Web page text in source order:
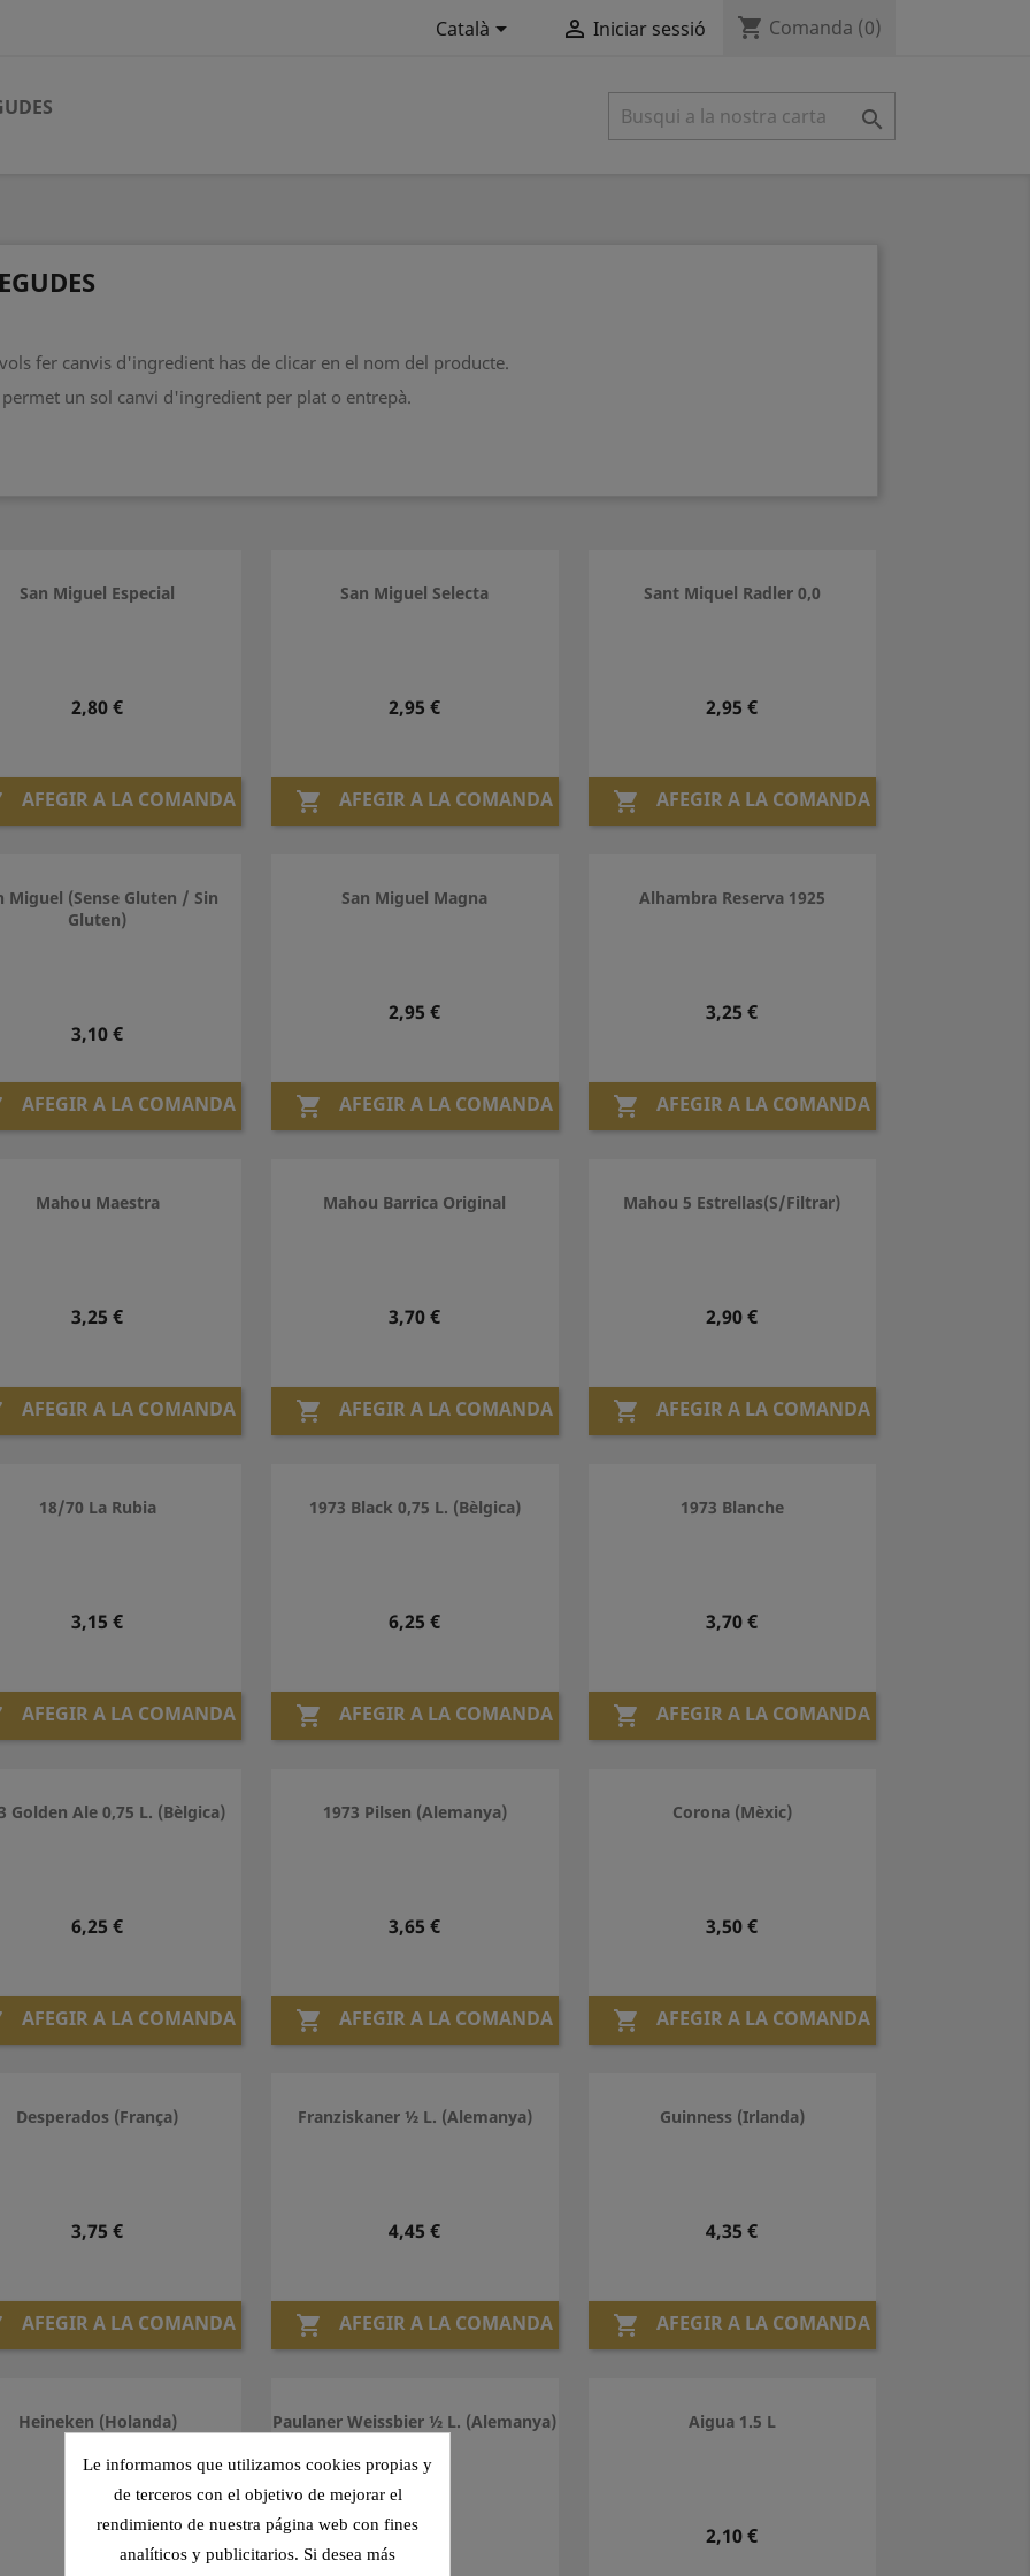
Català  Iniciar sessió shopping_cart Comanda (0)

fer canvis d'ingredient has de clicar en el nom del producte.
permet un sol canvi d'ingredient per plat o entrepà.
San Miguel Especial
Preu
2,80 €
AFEGIR A LA COMANDA
San Miguel Selecta
Preu
2,95 €
 AFEGIR A LA COMANDA
Sant Miquel Radler 0,0
Preu
2,95 €
 AFEGIR A LA COMANDA
Miguel (sense Gluten / Sin
Gluten)
Preu
3,10 €
AFEGIR A LA COMANDA
San Miguel Magna
Preu
2,95 €
 AFEGIR A LA COMANDA
Alhambra Reserva 1925
Preu
3,25 €
 AFEGIR A LA COMANDA
Mahou Maestra
Preu
3,25 €
AFEGIR A LA COMANDA
Mahou Barrica Original
Preu
3,70 €
 AFEGIR A LA COMANDA
Mahou 5 Estrellas(S/Filtrar)
Preu
2,90 €
 AFEGIR A LA COMANDA
18/70 La Rubia
Preu
3,15 €
AFEGIR A LA COMANDA
1973 Black 0,75 L. (Bèlgica)
Preu
6,25 €
 AFEGIR A LA COMANDA
1973 Blanche
Preu
3,70 €
 AFEGIR A LA COMANDA
Golden Ale 0,75 L. (Bèlgica)
Preu
6,25 €
AFEGIR A LA COMANDA
1973 Pilsen (Alemanya)
Preu
3,65 €
 AFEGIR A LA COMANDA
Corona (Mèxic)
Preu
3,50 €
 AFEGIR A LA COMANDA
Desperados (França)
Preu
3,75 €
AFEGIR A LA COMANDA
Franziskaner ½ L. (Alemanya)
Preu
4,45 €
 AFEGIR A LA COMANDA
Guinness (Irlanda)
Preu
4,35 €
 AFEGIR A LA COMANDA
Heineken (Holanda)
Preu
3,50 €
Paulaner Weissbier ½ L. (Alemanya)
Preu
4,45 €
Aigua 1.5 L
Preu
2,10 €
Le informamos que utilizamos cookies propias y
de terceros con el objetivo de mejorar el
rendimiento de nuestra página web con fines
analíticos y publicitarios. Si desea más